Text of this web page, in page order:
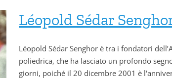
Léopold Sédar
Léopold Sédar Senghor è tra i fondatori
poliedrica, che ha lasciato un profondo
giorni, poiché il 20 dicembre 2001 è